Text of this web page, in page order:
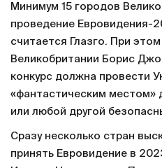
Минимум 15 городов
проведение Евровидения-
считается Глазго. При
Великобритании Борис
конкурс должна провести
«фантастическим местом»
или любой другой
Сразу несколько стран
принять Евровидение в